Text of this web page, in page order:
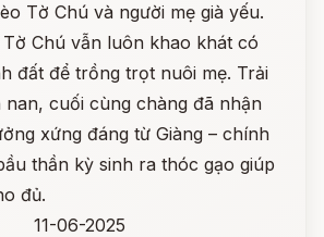
Tờ Chú và người mẹ già yếu.
Chú vẫn luôn khao khát có
đất để trồng trọt nuôi mẹ. Trải
nan, cuối cùng chàng đã nhận
xứng đáng từ Giàng – chính
thần kỳ sinh ra thóc gạo giúp
đủ.
11-06-2025